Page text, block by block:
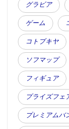
グラビア
ゲーム
コトブキヤ
ソフマップ
フィギュア
プライズフェ
プレミアムバ